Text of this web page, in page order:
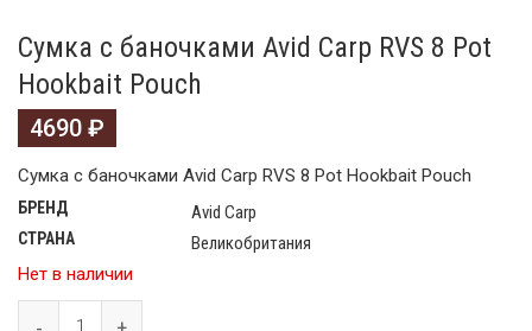
Сумка с баночками Avid Carp RVS 8 Pot
Hookbait Pouch
4690 ₽
Сумка с баночками Avid Carp RVS 8 Pot Hookbait Pouch
БРЕНД Avid Carp
СТРАНА
Великобритания
Нет в наличии